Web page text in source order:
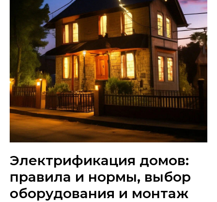
Электрификация домов:
правила и нормы, выбор
оборудования и монтаж